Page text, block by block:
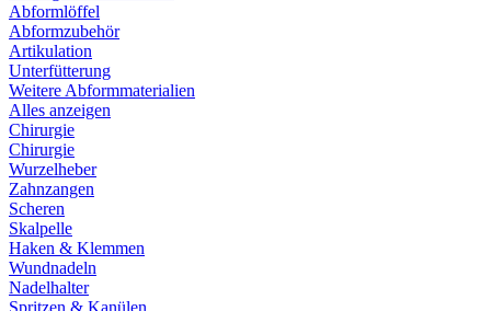
Abformlöffel
Abformzubehör
Artikulation
Unterfütterung
Weitere Abformmaterialien
Alles anzeigen
Chirurgie
Chirurgie
Wurzelheber
Zahnzangen
Scheren
Skalpelle
Haken & Klemmen
Wundnadeln
Nadelhalter
Spritzen & Kanülen